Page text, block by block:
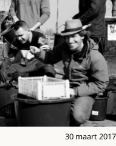
30 maart 2017